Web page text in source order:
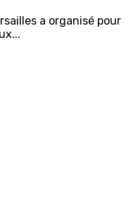
a organisé pour